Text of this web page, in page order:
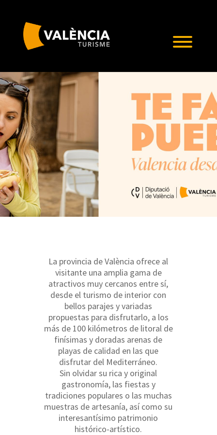
La provincia de València ofrece al
visitante una amplia gama de
atractivos muy cercanos entre sí,
desde el turismo de interior con
bellos parajes y variadas
propuestas para disfrutarlo, a los
más de 100 kilómetros de litoral de
finísimas y doradas arenas de
playas de calidad en las que
disfrutar del Mediterráneo.
Sin olvidar su rica y original
gastronomía, las fiestas y
tradiciones populares o las muchas
muestras de artesanía, así como su
interesantísimo patrimonio
histórico-artístico.